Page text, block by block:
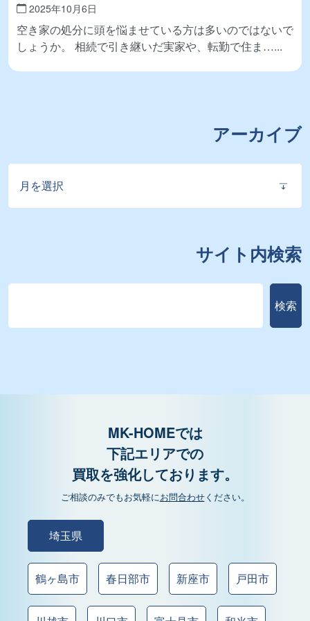
売る手順・コツ・税金対策
2025年10月6日
空き家の処分に頭を悩ませている方は多いのではないで
しょうか。 相続で引き継いだ実家や、転勤で住ま…
アーカイブ
ア
カ
サイト内検索
検
検索
MK-HOMEでは
下記エリアでの
買取を強化しております。
ご相談のみでもお気軽にお問合わせください。
埼玉県
鶴ヶ島市 春日部市 新座市 戸田市